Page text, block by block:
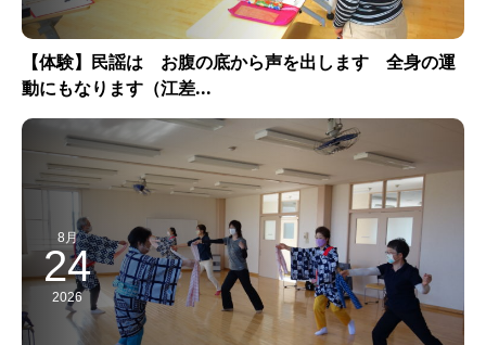
【体験】民謡は お腹の底から声を出します 全身の運
動にもなります（江差...
8月
24
2026